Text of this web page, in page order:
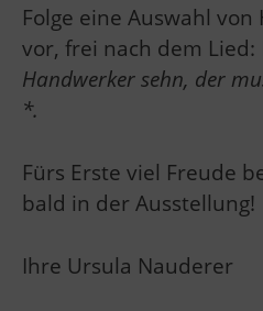
Folge eine Auswahl
vor, frei nach dem Lied:
Handwerker sehn, der
*.
Fürs Erste viel Freude
bald in der Ausstellung!
Ihre Ursula Nauderer